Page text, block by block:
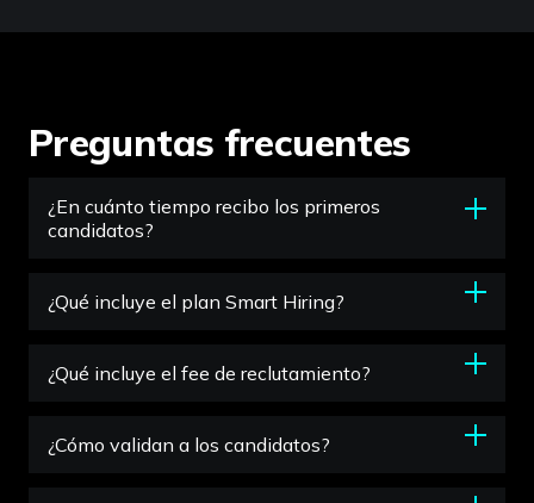
Preguntas frecuentes
¿En cuánto tiempo recibo los primeros
candidatos?
¿Qué incluye el plan Smart Hiring?
¿Qué incluye el fee de reclutamiento?
¿Cómo validan a los candidatos?